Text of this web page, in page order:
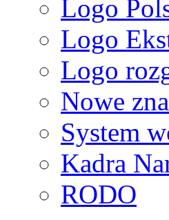
Logo
Logo
Logo
Nowe
System
Kadra
RODO